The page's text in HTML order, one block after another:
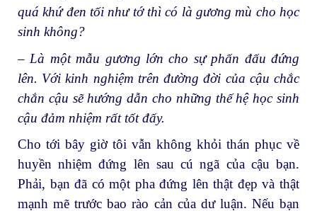
quá khứ đen tối như tớ thì có là gương mù cho học
sinh không?
– Là một mẫu gương lớn cho sự phấn đấu đứng
lên. Với kinh nghiệm trên đường đời của cậu chắc
chắn cậu sẽ hướng dẫn cho những thế hệ học sinh
cậu đảm nhiệm rất tốt đấy.
Cho tới bây giờ tôi vẫn không khỏi thán phục về
huyền nhiệm đứng lên sau cú ngã của cậu bạn.
Phải, bạn đã có một pha đứng lên thật đẹp và thật
mạnh mẽ trước bao rào cản của dư luận. Nếu bạn